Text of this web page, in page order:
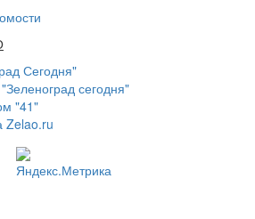
Сегодня"
сегодня"
"41"
Zelao.ru